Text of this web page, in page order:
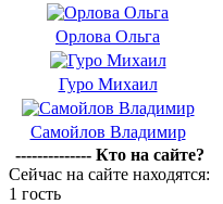
Орлова Ольга
Гуро Михаил
Самойлов Владимир
-------------- Кто на сайте?
Сейчас на сайте находятся:
1 гость